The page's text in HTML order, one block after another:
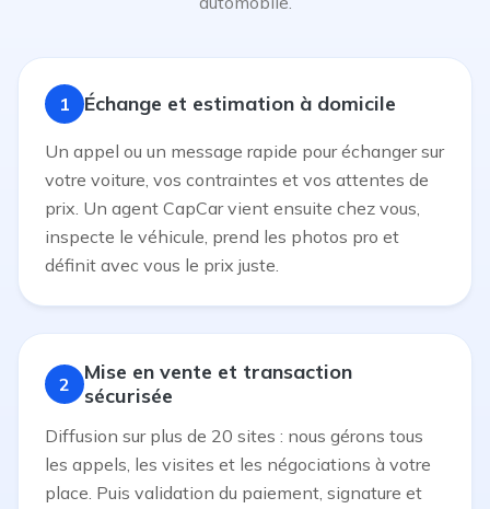
1 Échange et estimation à domicile
Un appel ou un message rapide pour échanger sur
votre voiture, vos contraintes et vos attentes de
prix. Un agent CapCar vient ensuite chez vous,
inspecte le véhicule, prend les photos pro et
définit avec vous le prix juste.
2
Mise en vente et transaction
sécurisée
Diffusion sur plus de 20 sites : nous gérons tous
les appels, les visites et les négociations à votre
place. Puis validation du paiement, signature et